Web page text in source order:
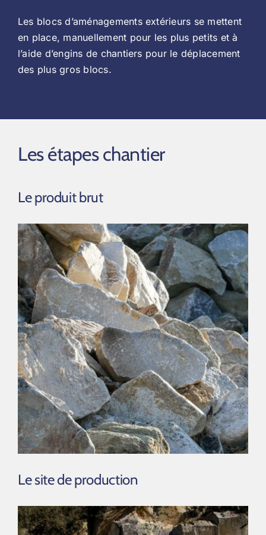
Les blocs d’aménagements extérieurs se mettent
en place, manuellement pour les plus petits et à
l’aide d’engins de chantiers pour le déplacement
des plus gros blocs.
Les étapes chantier
Le produit brut
Le site de production